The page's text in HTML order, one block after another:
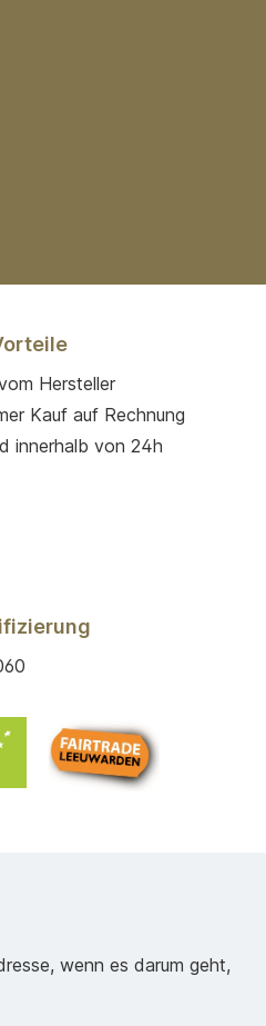
Hersteller
Kauf auf Rechnung
innerhalb von 24h
wenn es darum geht,